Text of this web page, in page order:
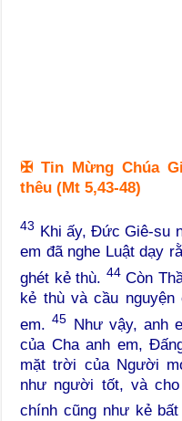
✠Tin Mừng Chúa
thêu (Mt 5,43-48)
43
Khi ấy, Đức Giê-su
em đã nghe Luật dạy
ghét kẻ thù. 44Còn
kẻ thù và cầu
em.45 Như vậy, anh
của Cha anh em,
mặt trời của Người
như người tốt, và
chính cũng như kẻ bất